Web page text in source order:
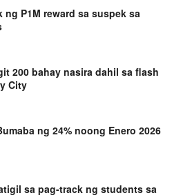
ng P1M reward sa suspek sa
200 bahay nasira dahil sa flash
City
ng 24% noong Enero 2026
sa pag-track ng students sa